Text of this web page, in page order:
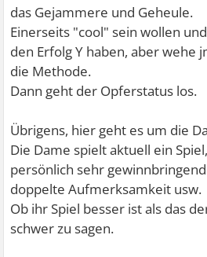
das Gejammere und Geheule.
Einerseits "cool" sein wollen
den Erfolg Y haben, aber wehe
die Methode.
Dann geht der Opferstatus los.
Übrigens, hier geht es um die
Die Dame spielt aktuell ein
persönlich sehr gewinnbringend
doppelte Aufmerksamkeit usw.
Ob ihr Spiel besser ist als das
schwer zu sagen.